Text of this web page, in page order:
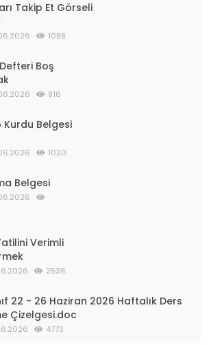
Takip Et Görseli
1088
Defteri Boş
916
Kurdu Belgesi
1020
Belgesi
Verimli
2536
22 - 26 Haziran 2026 Haftalık Ders
Çizelgesi.doc
4773